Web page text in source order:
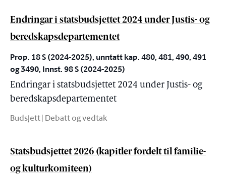
Endringar i statsbudsjettet 2024 under Justis- og
beredskapsdepartementet
Prop. 18 S (2024-2025), unntatt kap. 480, 481, 490, 491
og 3490, Innst. 98 S (2024-2025)
Endringar i statsbudsjettet 2024 under Justis- og
beredskapsdepartementet
Budsjett | Debatt og vedtak
Statsbudsjettet 2026 (kapitler fordelt til familie-
og kulturkomiteen)